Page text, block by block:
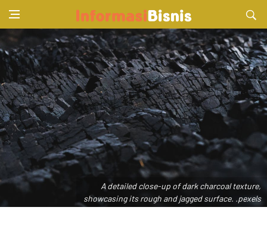
A detailed close-up of dark charcoal texture,
showcasing its rough and jagged surface. .pexels